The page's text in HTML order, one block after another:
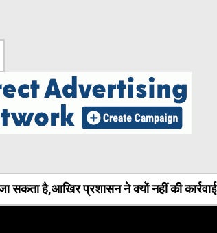
सकता है,आखिर प्रशासन ने क्यों नहीं की कार्रवाई